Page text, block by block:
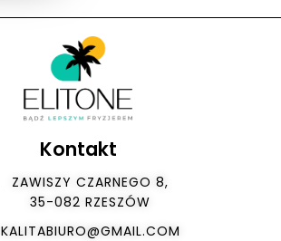
Kontakt
ZAWISZY CZARNEGO 8,
35-082 RZESZÓW
KALITABIURO@GMAIL.COM